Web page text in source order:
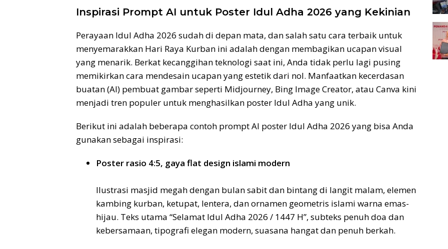
Inspirasi Prompt AI untuk Poster Idul Adha 2026 yang Kekinian
Perayaan Idul Adha 2026 sudah di depan mata, dan salah satu cara terbaik untuk
menyemarakkan Hari Raya Kurban ini adalah dengan membagikan ucapan visual
yang menarik. Berkat kecanggihan teknologi saat ini, Anda tidak perlu lagi pusing
memikirkan cara mendesain ucapan yang estetik dari nol. Manfaatkan kecerdasan
buatan (AI) pembuat gambar seperti Midjourney, Bing Image Creator, atau Canva kini
menjadi tren populer untuk menghasilkan poster Idul Adha yang unik.
Berikut ini adalah beberapa contoh prompt AI poster Idul Adha 2026 yang bisa Anda
gunakan sebagai inspirasi:
Poster rasio 4:5, gaya flat design islami modern
Ilustrasi masjid megah dengan bulan sabit dan bintang di langit malam, elemen
kambing kurban, ketupat, lentera, dan ornamen geometris islami warna emas-
hijau. Teks utama “Selamat Idul Adha 2026 / 1447 H”, subteks penuh doa dan
kebersamaan, tipografi elegan modern, suasana hangat dan penuh berkah.